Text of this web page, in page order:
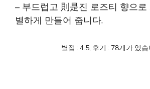
– 부드럽고 則是진 로즈티 향으
별하게 만들어 줍니다.
별점 : 4.5, 후기 : 78개가 있